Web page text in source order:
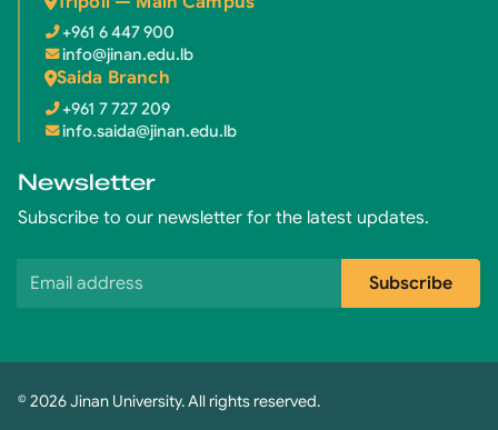
+961 6 447 900
info@jinan.edu.lb
Saida Branch
+961 7 727 209
info.saida@jinan.edu.lb
Newsletter
Subscribe to our newsletter for the latest updates.
Email address
Subscribe
© 2026 Jinan University. All rights reserved.